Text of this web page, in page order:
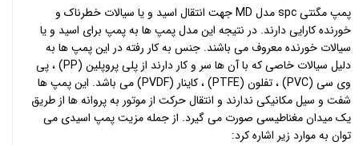
پمپ مگنتی spc مدل MD جهت انتقال اسید و یا سیالات خطرناک و
خورنده کارایی دارند. در نتیجه این مدل پمپ ها به پمپ برای اسید و یا
سیالات خورنده معروف می باشند. جنس به کار رفته در این پمپ ها به
دلیل سیالات خاصی که با آن ها سر و کار دارند از پلی پروپلین (PP) ، پی
وی سی (PVC) ، تفلون (PTFE) ، کاینار (PVDF) می باشد. این پمپ ها
شفت و سیل مکانیکی ندارند و انتقال حرکت از موتور به پروانه ها از طریق
یک میدان مغناطیسی صورت می گیرد. از جمله مزیت پمپ اسیدی می
توان به موارد زیر اشاره کرد: